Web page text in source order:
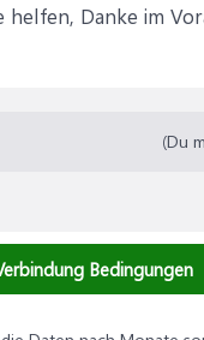
Danke im
(Du
Bedingungen